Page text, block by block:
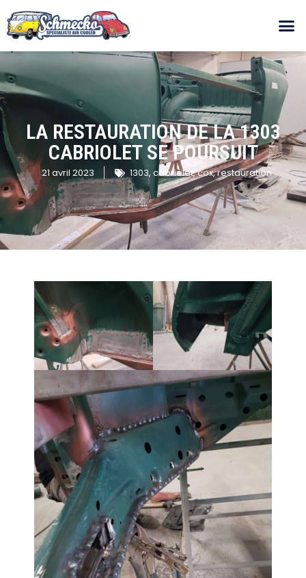
LA RESTAURATION DE LA 1303
CABRIOLET SE POURSUIT
21 avril 2023 1303, cabriolet,cox,restauration